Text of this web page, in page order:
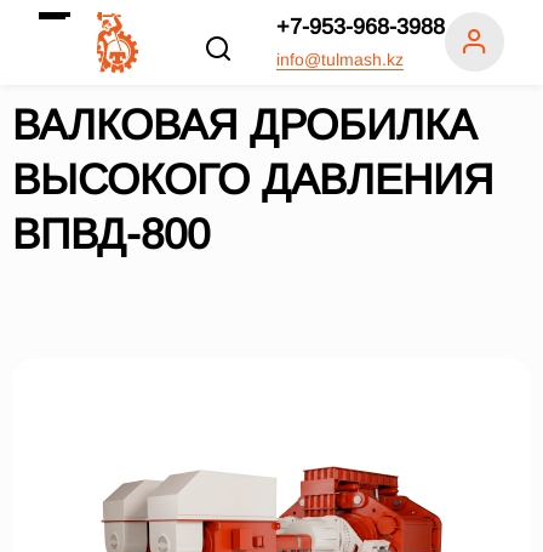
+7-953-968-3988
info@tulmash.kz
ВАЛКОВАЯ ДРОБИЛКА
ВЫСОКОГО ДАВЛЕНИЯ
ВПВД-800